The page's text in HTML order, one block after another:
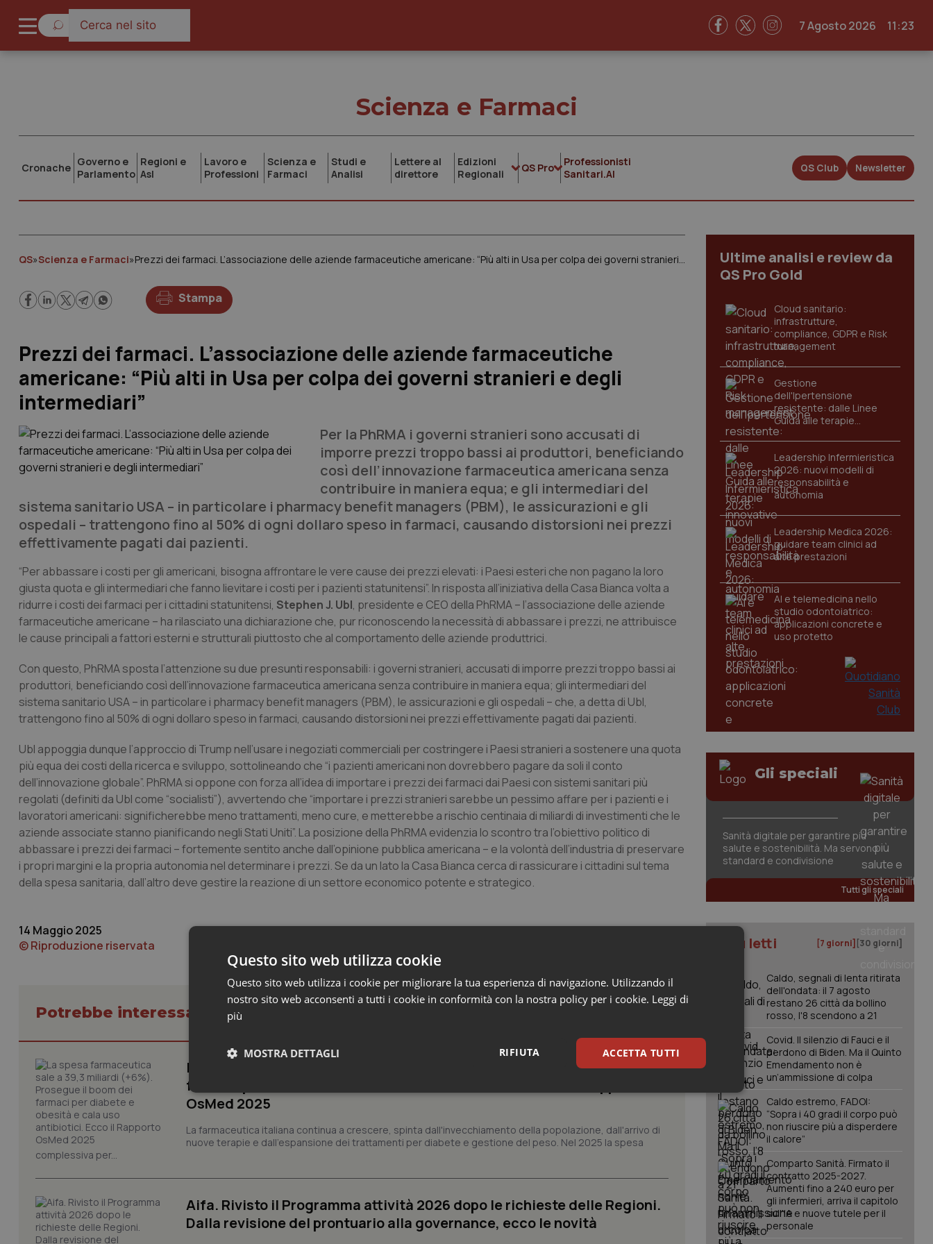
7 Agosto 2026 11:23
Scienza e Farmaci
Cronache Governo e
Parlamento
Regioni e
Asl
Lavoro e
Professioni
Scienza e
Farmaci
Studi e
Analisi
Lettere al
direttore
Edizioni
Regionali
QS Pro
Professionisti
Sanitari.AI
QS Club Newsletter
QS»Scienza e Farmaci» Prezzi dei farmaci. L’associazione delle aziende farmaceutiche americane: “Più alti in Usa per colpa dei governi stranieri e degli intermediari”
Stampa
Prezzi dei farmaci. L’associazione delle aziende farmaceutiche
americane: “Più alti in Usa per colpa dei governi stranieri e degli
intermediari”
Per la PhRMA i governi stranieri sono accusati di
imporre prezzi troppo bassi ai produttori, beneficiando
così dell’innovazione farmaceutica americana senza
contribuire in maniera equa; e gli intermediari del
sistema sanitario USA – in particolare i pharmacy benefit managers (PBM), le assicurazioni e gli
ospedali – trattengono fino al 50% di ogni dollaro speso in farmaci, causando distorsioni nei prezzi
effettivamente pagati dai pazienti.
“Per abbassare i costi per gli americani, bisogna affrontare le vere cause dei prezzi elevati: i Paesi esteri che non pagano la loro
giusta quota e gli intermediari che fanno lievitare i costi per i pazienti statunitensi”. In risposta all’iniziativa della Casa Bianca volta a
ridurre i costi dei farmaci per i cittadini statunitensi, Stephen J. Ubl, presidente e CEO della PhRMA – l’associazione delle aziende
farmaceutiche americane – ha rilasciato una dichiarazione che, pur riconoscendo la necessità di abbassare i prezzi, ne attribuisce
le cause principali a fattori esterni e strutturali piuttosto che al comportamento delle aziende produttrici.
Con questo, PhRMA sposta l’attenzione su due presunti responsabili: i governi stranieri, accusati di imporre prezzi troppo bassi ai
produttori, beneficiando così dell’innovazione farmaceutica americana senza contribuire in maniera equa; gli intermediari del
sistema sanitario USA – in particolare i pharmacy benefit managers (PBM), le assicurazioni e gli ospedali – che, a detta di Ubl,
trattengono fino al 50% di ogni dollaro speso in farmaci, causando distorsioni nei prezzi effettivamente pagati dai pazienti.
Ubl appoggia dunque l’approccio di Trump nell’usare i negoziati commerciali per costringere i Paesi stranieri a sostenere una quota
più equa dei costi della ricerca e sviluppo, sottolineando che “i pazienti americani non dovrebbero pagare da soli il conto
dell’innovazione globale”. PhRMA si oppone con forza all’idea di importare i prezzi dei farmaci dai Paesi con sistemi sanitari più
regolati (definiti da Ubl come “socialisti”), avvertendo che “importare i prezzi stranieri sarebbe un pessimo affare per i pazienti e i
lavoratori americani: significherebbe meno trattamenti, meno cure, e metterebbe a rischio centinaia di miliardi di investimenti che le
aziende associate stanno pianificando negli Stati Uniti”. La posizione della PhRMA evidenzia lo scontro tra l’obiettivo politico di
abbassare i prezzi dei farmaci – fortemente sentito anche dall’opinione pubblica americana – e la volontà dell’industria di preservare
i propri margini e la propria autonomia nel determinare i prezzi. Se da un lato la Casa Bianca cerca di rassicurare i cittadini sul tema
della spesa sanitaria, dall’altro deve gestire la reazione di un settore economico potente e strategico.
14 Maggio 2025
© Riproduzione riservata
Potrebbe interessarti in Scienza e Farmaci
La spesa farmaceutica sale a 39,3 miliardi (+6%). Prosegue il boom dei
farmaci per diabete e obesità e cala uso antibiotici. Ecco il Rapporto
OsMed 2025
La farmaceutica italiana continua a crescere, spinta dall'invecchiamento della popolazione, dall'arrivo di
nuove terapie e dall'espansione dei trattamenti per diabete e gestione del peso. Nel 2025 la spesa
complessiva per...
Aifa. Rivisto il Programma attività 2026 dopo le richieste delle Regioni.
Dalla revisione del prontuario alla governance, ecco le novità
Ultime analisi e review da
QS Pro Gold
Cloud sanitario:
infrastrutture,
compliance, GDPR e Risk
management
Gestione
dell'Ipertensione
resistente: dalle Linee
Guida alle terapie
innovative
Leadership Infermieristica
2026: nuovi modelli di
responsabilità e
autonomia
Leadership Medica 2026:
guidare team clinici ad
alte prestazioni
AI e telemedicina nello
studio odontoiatrico:
applicazioni concrete e
uso protetto
Gli speciali
Sanità digitale per garantire più
salute e sostenibilità. Ma servono
standard e condivisione
Tutti gli speciali
I più letti [7 giorni] [30 giorni]
Caldo, segnali di lenta ritirata
dell'ondata: il 7 agosto
restano 26 città da bollino
rosso, l'8 scendono a 21
Covid. Il silenzio di Fauci e il
perdono di Biden. Ma il Quinto
Emendamento non è
un’ammissione di colpa
Caldo estremo, FADOI:
“Sopra i 40 gradi il corpo può
non riuscire più a disperdere
il calore”
Comparto Sanità. Firmato il
contratto 2025-2027.
Aumenti fino a 240 euro per
gli infermieri, arriva il capitolo
sull'IA e nuove tutele per il
personale
Questo sito web utilizza cookie
Questo sito web utilizza i cookie per migliorare la tua esperienza di navigazione. Utilizzando il
nostro sito web acconsenti a tutti i cookie in conformità con la nostra policy per i cookie. Leggi di
più
ACCETTA TUTTI
RIFIUTA
MOSTRA DETTAGLI
Necessari Statistici Marketing
I cookie necessari contribuiscono a rendere fruibile il sito web abilitandone funzionalità di base quali la navigazione sulle pagine
e l'accesso alle aree protette del sito. Il sito web non è in grado di funzionare correttamente senza questi cookie.